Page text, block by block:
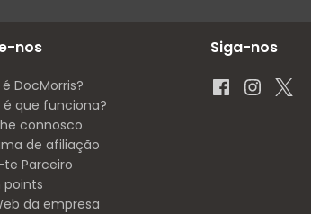
nos
DocMorris?
que funciona?
connosco
de afiliação
Parceiro
points
da empresa
Siga-nos